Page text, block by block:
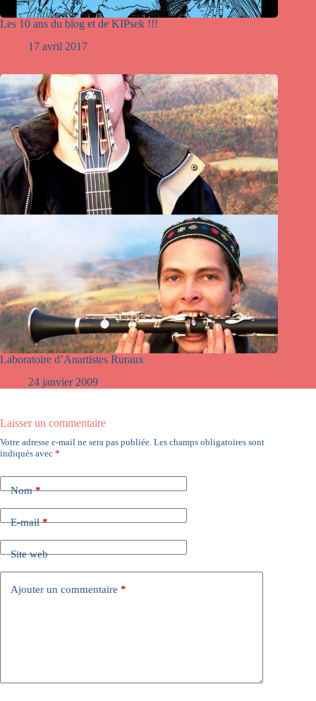
Les 10 ans du blog et de KIPsek !!!
17 avril 2017
Laboratoire d’Anartistes Ruraux
24 janvier 2009
Laisser un commentaire
Votre adresse e-mail ne sera pas publiée. Les champs obligatoires sont
indiqués avec *
Nom*
E-mail*
Site web
Ajouter un commentaire *